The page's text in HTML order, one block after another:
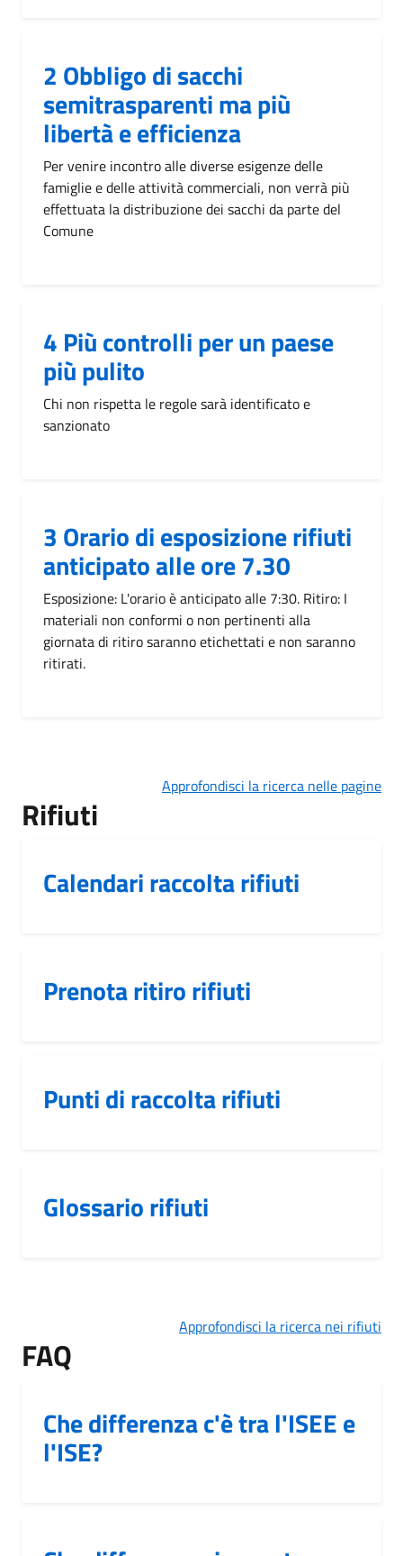
2 Obbligo di sacchi
semitrasparenti ma più
libertà e efficienza
Per venire incontro alle diverse esigenze delle
famiglie e delle attività commerciali, non verrà più
effettuata la distribuzione dei sacchi da parte del
Comune
4 Più controlli per un paese
più pulito
Chi non rispetta le regole sarà identificato e
sanzionato
3 Orario di esposizione rifiuti
anticipato alle ore 7.30
Esposizione: L'orario è anticipato alle 7:30. Ritiro: I
materiali non conformi o non pertinenti alla
giornata di ritiro saranno etichettati e non saranno
ritirati.
Approfondisci la ricerca nelle pagine
Rifiuti
Calendari raccolta rifiuti
Prenota ritiro rifiuti
Punti di raccolta rifiuti
Glossario rifiuti
Approfondisci la ricerca nei rifiuti
FAQ
Che differenza c'è tra l'ISEE e
l'ISE?